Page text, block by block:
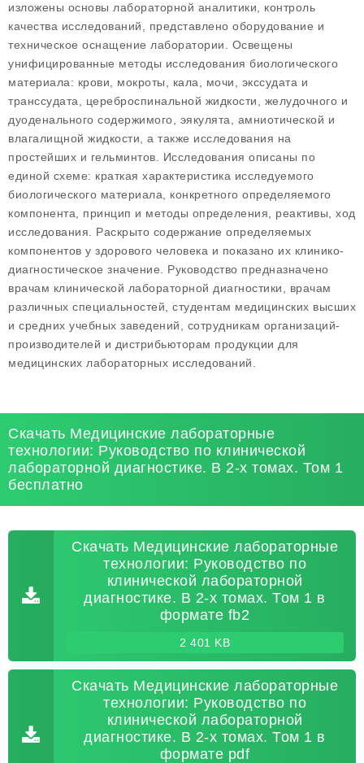
изложены основы лабораторной аналитики, контроль
качества исследований, представлено оборудование и
техническое оснащение лаборатории. Освещены
унифицированные методы исследования биологического
материала: крови, мокроты, кала, мочи, экссудата и
транссудата, цереброспинальной жидкости, желудочного и
дуоденального содержимого, эякулята, амниотической и
влагалищной жидкости, а также исследования на
простейших и гельминтов. Исследования описаны по
единой схеме: краткая характеристика исследуемого
биологического материала, конкретного определяемого
компонента, принцип и методы определения, реактивы, ход
исследования. Раскрыто содержание определяемых
компонентов у здорового человека и показано их клинико-
диагностическое значение. Руководство предназначено
врачам клинической лабораторной диагностики, врачам
различных специальностей, студентам медицинских высших
и средних учебных заведений, сотрудникам организаций-
производителей и дистрибьюторам продукции для
медицинских лабораторных исследований.
Скачать Медицинские лабораторные
технологии: Руководство по клинической
лабораторной диагностике. В 2-х томах. Том 1
бесплатно
Скачать Медицинские лабораторные
технологии: Руководство по
клинической лабораторной
диагностике. В 2-х томах. Том 1 в
формате fb2
2 401 KB
Скачать Медицинские лабораторные
технологии: Руководство по
клинической лабораторной
диагностике. В 2-х томах. Том 1 в
формате pdf